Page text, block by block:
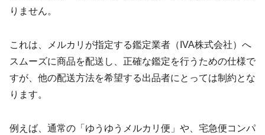
りません。
これは、メルカリが指定する鑑定業者（IVA株式会社）へ
スムーズに商品を配送し、正確な鑑定を行うための仕様で
すが、他の配送方法を希望する出品者にとっては制約とな
ります。
例えば、通常の「ゆうゆうメルカリ便」や、宅急便コンパ